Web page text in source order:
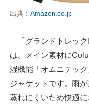
出典： Amazon.co.jp
「グランドトレック
は、メイン素材に
湿機能「オムニテッ
ジャケットです。雨
蒸れにくいため快適